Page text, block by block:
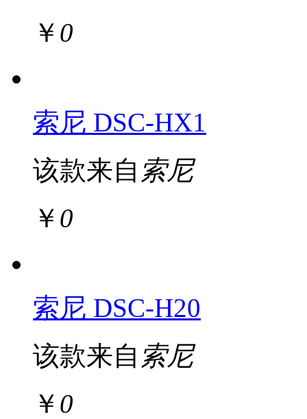
￥ 0
索尼 DSC-HX1
该款来自 索尼
￥ 0
索尼 DSC-H20
该款来自 索尼
￥ 0